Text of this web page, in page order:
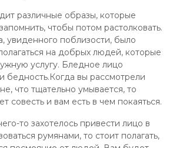
различные образы, которые
чтобы потом растолковать.
увиденного поблизости, было
на добрых людей, которые
услугу. Бледное лицо
бедность.Когда вы рассмотрели
что тщательно умывается, то
совесть и вам есть в чем покаяться.
то захотелось привести лицо в
румянами, то стоит полагать,